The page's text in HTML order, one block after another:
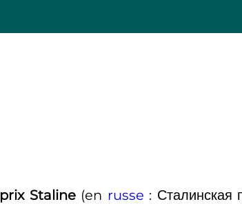
prix Staline(en russe : Сталинская